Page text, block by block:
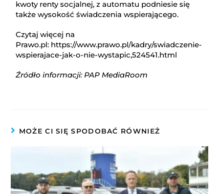
kwoty renty socjalnej, z automatu podniesie się
także wysokość świadczenia wspierającego.
Czytaj więcej na
Prawo.pl: https://www.prawo.pl/kadry/swiadczenie-
wspierajace-jak-o-nie-wystapic,524541.html
Źródło informacji: PAP MediaRoom
MOŻE CI SIĘ SPODOBAĆ RÓWNIEŻ